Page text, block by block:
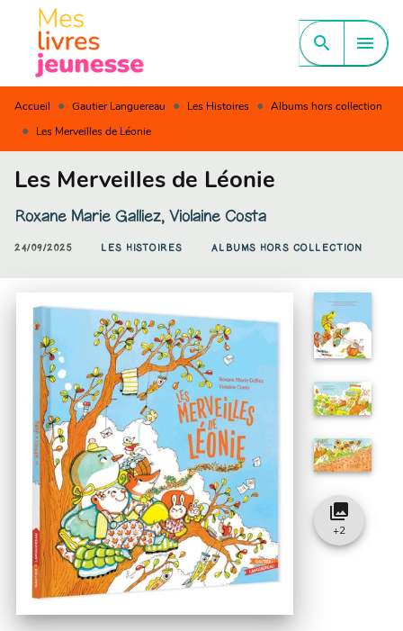
MENU CONTENU
PIED DE PAGE
search menu
Accueil • Gautier Languereau • Les Histoires • Albums hors collection
• Les Merveilles de Léonie
Les Merveilles de Léonie
Roxane Marie Galliez, Violaine Costa
24/09/2025 LES HISTOIRES ALBUMS HORS COLLECTION
collections
+2